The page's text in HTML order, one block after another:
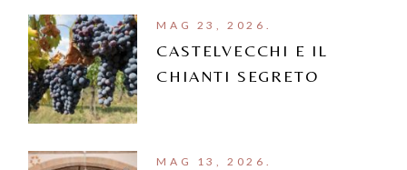
MAG 23, 2026.
CASTELVECCHI E IL
CHIANTI SEGRETO
MAG 13, 2026.